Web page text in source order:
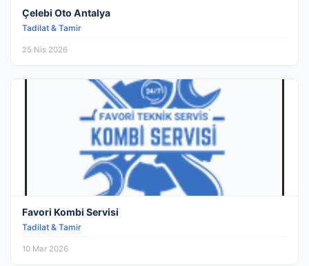
Çelebi Oto Antalya
Tadilat & Tamir
25 Nis 2026
Favori Kombi Servisi
Tadilat & Tamir
10 Mar 2026